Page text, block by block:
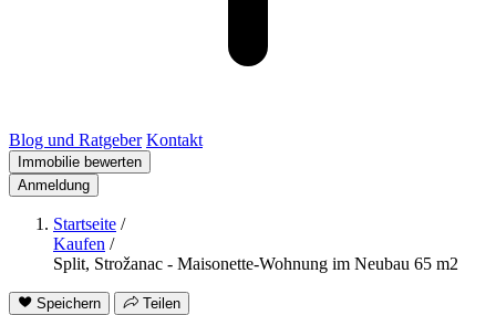
Blog und Ratgeber Kontakt
Immobilie bewerten
Anmeldung
Startseite /
Kaufen /
Split, Strožanac - Maisonette-Wohnung im Neubau 65 m2
Speichern
Teilen